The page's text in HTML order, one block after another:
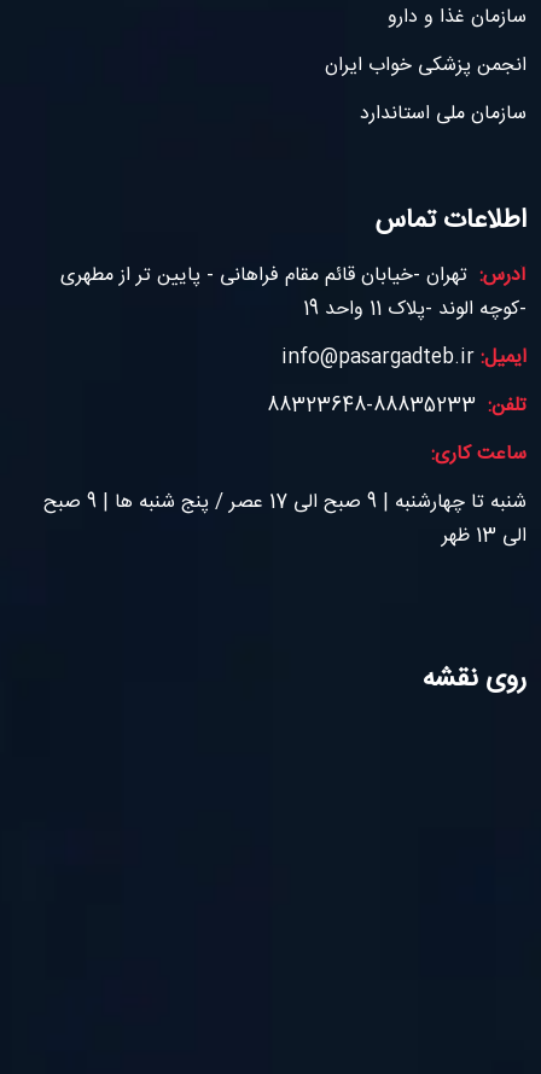
سازمان غذا و دارو
انجمن پزشکی خواب ایران
سازمان ملی استاندارد
اطلاعات تماس
آدرس: تهران -خیابان قائم مقام فراهانی - پایین تر از مطهری
-کوچه الوند -پلاک 11 واحد 19
ایمیل:info@pasargadteb.ir
تلفن:
ساعت کاری:
شنبه تا چهارشنبه | 9 صبح الی 17 عصر / پنج شنبه ها | 9 صبح
الی 13 ظهر
روی نقشه